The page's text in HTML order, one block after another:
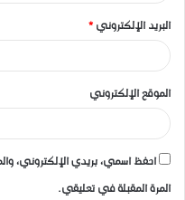
البريد الإلكتروني *
الموقع الإلكتروني
احفظ اسمي، بريدي الإلكتروني،
المرة المقبلة في تعليقي.